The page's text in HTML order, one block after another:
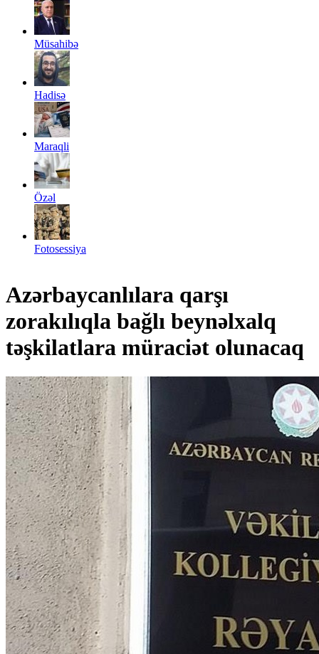
Müsahibə
Hadisə
Maraqli
Özəl
Fotosessiya
Azərbaycanlılara qarşı
zorakılıqla bağlı beynəlxalq
təşkilatlara müraciət olunacaq